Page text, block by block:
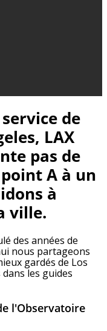
de
LAX
pas de
A à un
à
ville.
des années de
nous partageons
gardés de Los
les guides
l'Observatoire